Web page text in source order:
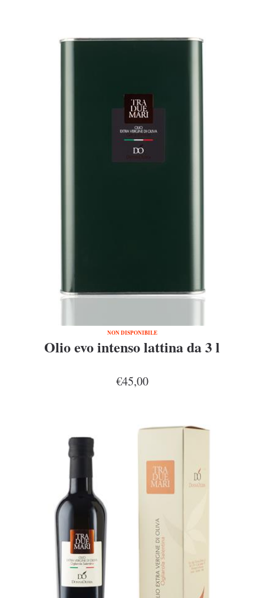
NON DISPONIBILE
Olio evo intenso lattina da 3 l
€45,00